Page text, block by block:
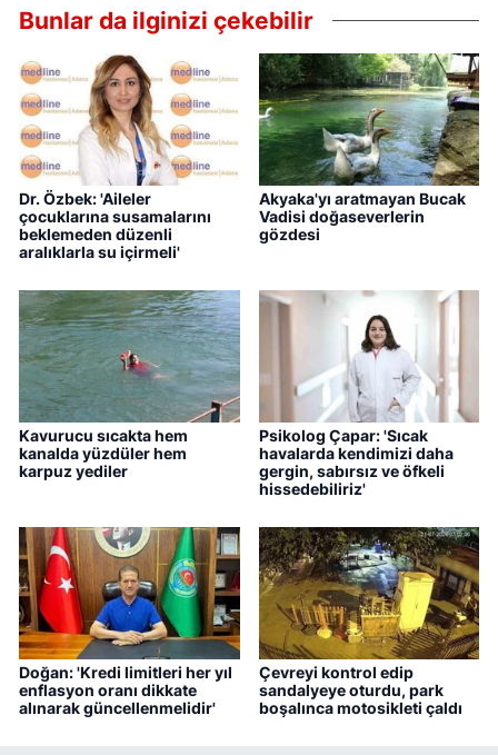
Bunlar da ilginizi çekebilir
Dr. Özbek: 'Aileler
çocuklarına susamalarını
beklemeden düzenli
aralıklarla su içirmeli'
Akyaka'yı aratmayan Bucak
Vadisi doğaseverlerin
gözdesi
Kavurucu sıcakta hem
kanalda yüzdüler hem
karpuz yediler
Psikolog Çapar: 'Sıcak
havalarda kendimizi daha
gergin, sabırsız ve öfkeli
hissedebiliriz'
Doğan: 'Kredi limitleri her yıl
enflasyon oranı dikkate
alınarak güncellenmelidir'
Çevreyi kontrol edip
sandalyeye oturdu, park
boşalınca motosikleti çaldı